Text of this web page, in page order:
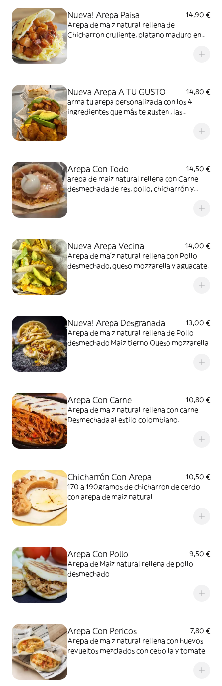
Nueva! Arepa Paisa
14,90 €
Arepa de maiz natural rellena de
Chicharron crujiente, platano maduro en
Nueva Arepa A TU GUSTO
14,80 €
arma tu arepa personalizada con los 4
ingredientes que más te gusten , las
Arepa Con Todo
14,50 €
arepa de maiz natural rellena con Carne
desmechada de res, pollo, chicharrón y
Nueva Arepa Vecina
14,00 €
Arepa de maíz natural rellena con Pollo
desmechado, queso mozzarella y aguacate.
Nueva! Arepa Desgranada
13,00 €
Arepa de maiz natural rellena de Pollo
desmechado Maiz tierno Queso mozzarella
Arepa Con Carne
10,80 €
Arepa de maiz natural rellena con carne
Desmechada al estilo colombiano.
Chicharrón Con Arepa
10,50 €
170 a 190gramos de chicharron de cerdo
con arepa de maiz natural
Arepa Con Pollo
9,50 €
Arepa de Maiz natural rellena de pollo
desmechado
Arepa Con Pericos
7,80 €
Arepa de maiz natural rellena con huevos
revueltos mezclados con cebolla y tomate